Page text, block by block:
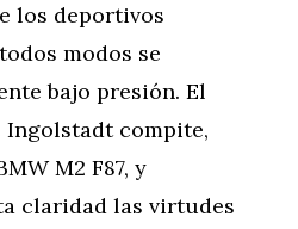
los deportivos
modos se
bajo presión. El
compite,
M2 F87, y
claridad las virtudes